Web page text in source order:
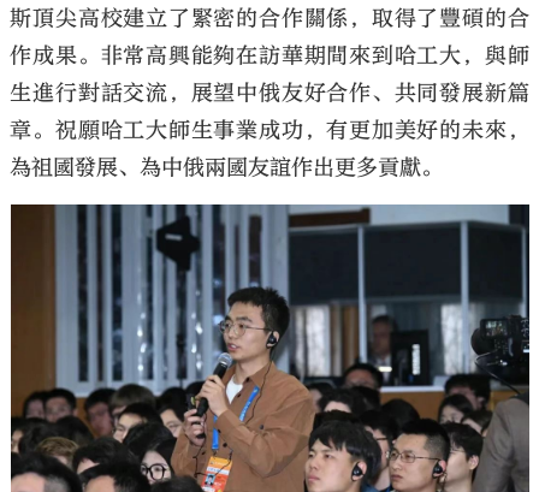
斯頂尖高校建立了緊密的合作關係，取得了豐碩的合
作成果。非常高興能夠在訪華期間來到哈工大，與師
生進行對話交流，展望中俄友好合作、共同發展新篇
章。祝願哈工大師生事業成功，有更加美好的未來，
為祖國發展、為中俄兩國友誼作出更多貢獻。